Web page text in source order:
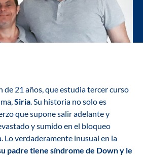
de 21 años, que estudia tercer curso
Siria. Su historia no solo es
que supone salir adelante y
y sumido en el bloqueo
Lo verdaderamente inusual en la
padre tiene síndrome de Down y le